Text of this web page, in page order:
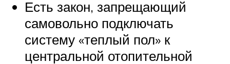
Есть закон, запрещающий
самовольно подключать
систему «теплый пол» к
центральной отопительной